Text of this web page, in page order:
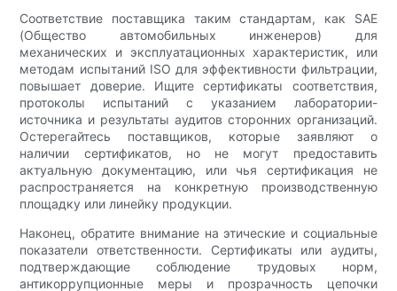
Соответствие поставщика таким стандартам, как SAE
(Общество автомобильных инженеров) для
механических и эксплуатационных характеристик, или
методам испытаний ISO для эффективности фильтрации,
повышает доверие. Ищите сертификаты соответствия,
протоколы испытаний с указанием лаборатории-
источника и результаты аудитов сторонних организаций.
Остерегайтесь поставщиков, которые заявляют о
наличии сертификатов, но не могут предоставить
актуальную документацию, или чья сертификация не
распространяется на конкретную производственную
площадку или линейку продукции.
Наконец, обратите внимание на этические и социальные
показатели ответственности. Сертификаты или аудиты,
подтверждающие соблюдение трудовых норм,
антикоррупционные меры и прозрачность цепочки